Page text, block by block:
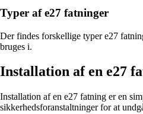
Typer af e27 fatninger
Der findes forskellige typer e27
bruges i.
Installation af en e27
Installation af en e27 fatning er en
sikkerhedsforanstaltninger for at